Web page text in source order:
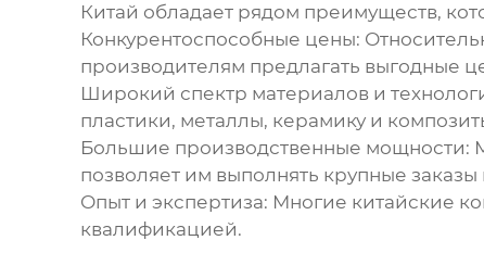
Китай обладает рядом преимуществ,
Конкурентоспособные цены:
производителям предлагать выгодные
Широкий спектр материалов и
пластики, металлы, керамику и
Большие производственные мощности:
позволяет им выполнять крупные заказы
Опыт и экспертиза: Многие китайские
квалификацией.